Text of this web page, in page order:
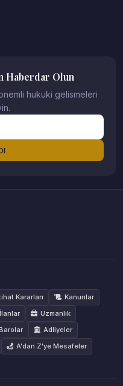
Haberdar Olun
hukuki gelismeleri
Kararları
Kanunlar
İlanlar
Uzmanlık
Adliyeler
A'dan Z'ye Mesafeler